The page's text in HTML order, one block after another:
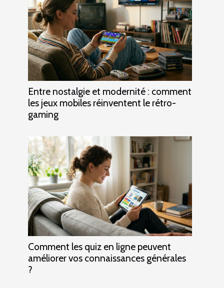
Entre nostalgie et modernité : comment
les jeux mobiles réinventent le rétro-
gaming
Comment les quiz en ligne peuvent
améliorer vos connaissances générales
?